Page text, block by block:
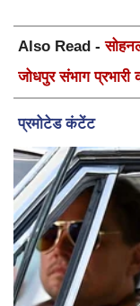
Also Read -
जोधपुर संभाग प्रभारी